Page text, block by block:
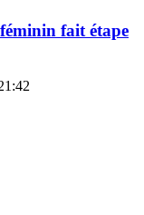
fait étape